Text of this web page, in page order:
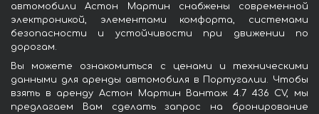
автомобили Астон Мартин снабжены современной
электроникой, элементами комфорта, системами
безопасности и устойчивости при движении по
дорогам.
Вы можете ознакомиться с ценами и техническими
данными для аренды автомобиля в Португалии. Чтобы
взять в аренду Астон Мартин Вантаж 4.7 436 CV, мы
предлагаем Вам сделать запрос на бронирование